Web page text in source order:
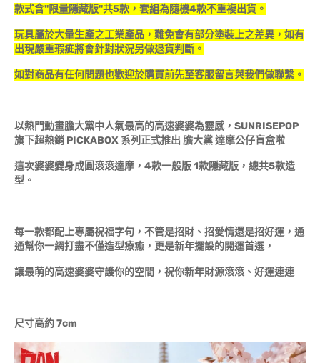
款式含"限量隱藏版"共5款，套組為隨機4款不重複出貨。
玩具屬於大量生產之工業產品，難免會有部分塗裝上之差異，如有
出現嚴重瑕疵將會針對狀況另做退貨判斷。
如對商品有任何問題也歡迎於購買前先至客服留言與我們做聯繫。
以熱門動畫膽大黨中人氣最高的高速婆婆為靈感，SUNRISEPOP
旗下超熱銷 PICKABOX 系列正式推出 膽大黨 達摩公仔盲盒啦
這次婆婆變身成圓滾滾達摩，4款一般版 1款隱藏版，總共5款造
型。
每一款都配上專屬祝福字句，不管是招財、招愛情還是招好運，通
通幫你一網打盡不僅造型療癒，更是新年擺設的開運首選，
讓最萌的高速婆婆守護你的空間，祝你新年財源滾滾、好運連連
尺寸高約 7cm